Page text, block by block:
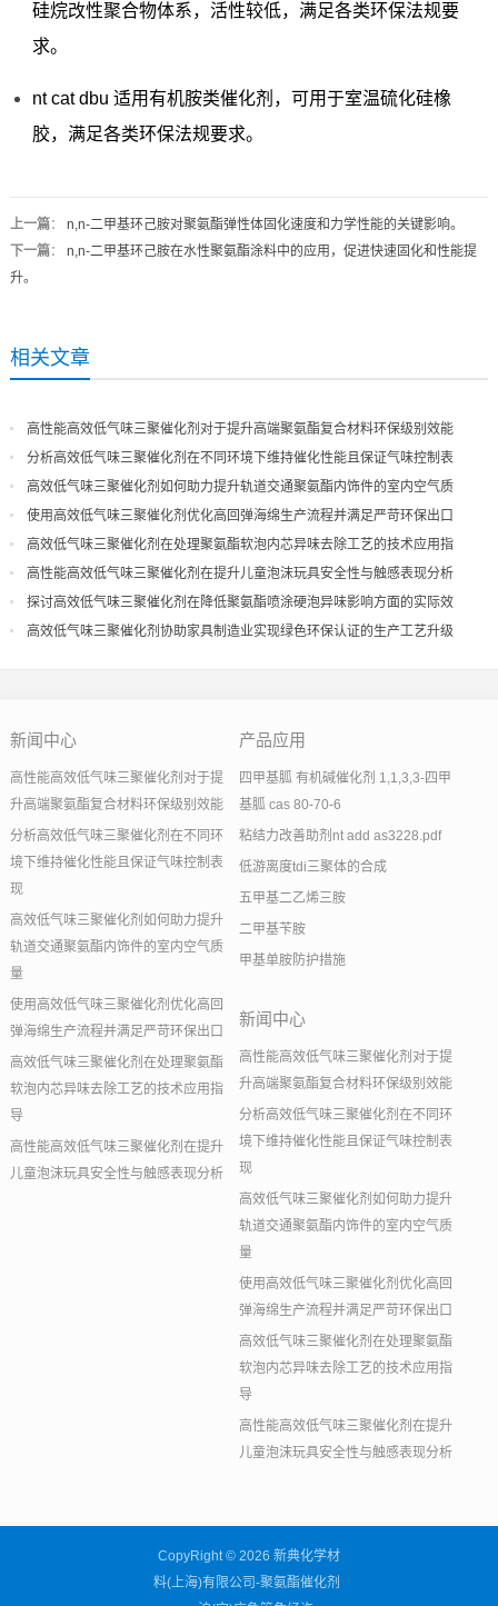
硅烷改性聚合物体系，活性较低，满足各类环保法规要
求。
nt cat dbu 适用有机胺类催化剂，可用于室温硫化硅橡
胶，满足各类环保法规要求。
上一篇： n,n-二甲基环己胺对聚氨酯弹性体固化速度和力学性能的关键影响。
下一篇： n,n-二甲基环己胺在水性聚氨酯涂料中的应用，促进快速固化和性能提
升。
相关文章
高性能高效低气味三聚催化剂对于提升高端聚氨酯复合材料环保级别效能
分析高效低气味三聚催化剂在不同环境下维持催化性能且保证气味控制表
现
高效低气味三聚催化剂如何助力提升轨道交通聚氨酯内饰件的室内空气质
量
使用高效低气味三聚催化剂优化高回弹海绵生产流程并满足严苛环保出口
高效低气味三聚催化剂在处理聚氨酯软泡内芯异味去除工艺的技术应用指
导
高性能高效低气味三聚催化剂在提升儿童泡沫玩具安全性与触感表现分析
探讨高效低气味三聚催化剂在降低聚氨酯喷涂硬泡异味影响方面的实际效
果
高效低气味三聚催化剂协助家具制造业实现绿色环保认证的生产工艺升级
新闻中心
高性能高效低气味三聚催化剂对于提
升高端聚氨酯复合材料环保级别效能
分析高效低气味三聚催化剂在不同环
境下维持催化性能且保证气味控制表
现
高效低气味三聚催化剂如何助力提升
轨道交通聚氨酯内饰件的室内空气质
量
使用高效低气味三聚催化剂优化高回
弹海绵生产流程并满足严苛环保出口
高效低气味三聚催化剂在处理聚氨酯
软泡内芯异味去除工艺的技术应用指
导
高性能高效低气味三聚催化剂在提升
儿童泡沫玩具安全性与触感表现分析
产品应用
四甲基胍 有机碱催化剂 1,1,3,3-四甲
基胍 cas 80-70-6
粘结力改善助剂nt add as3228.pdf
低游离度tdi三聚体的合成
五甲基二乙烯三胺
二甲基苄胺
甲基单胺防护措施
新闻中心
高性能高效低气味三聚催化剂对于提
升高端聚氨酯复合材料环保级别效能
分析高效低气味三聚催化剂在不同环
境下维持催化性能且保证气味控制表
现
高效低气味三聚催化剂如何助力提升
轨道交通聚氨酯内饰件的室内空气质
量
使用高效低气味三聚催化剂优化高回
弹海绵生产流程并满足严苛环保出口
高效低气味三聚催化剂在处理聚氨酯
软泡内芯异味去除工艺的技术应用指
导
高性能高效低气味三聚催化剂在提升
儿童泡沫玩具安全性与触感表现分析
CopyRight © 2026 新典化学材
料(上海)有限公司-聚氨酯催化剂